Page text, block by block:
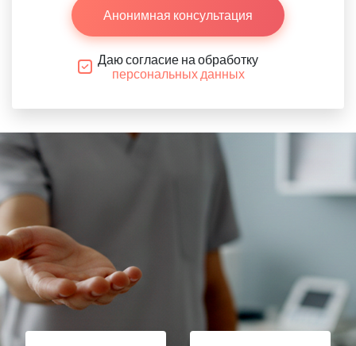
Анонимная консультация
Даю согласие на обработку
персональных данных